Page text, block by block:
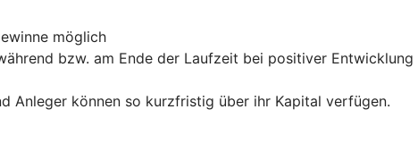
möglich
bzw. am Ende der Laufzeit bei positiver
Anleger können so kurzfristig über ihr Kapital verfügen.